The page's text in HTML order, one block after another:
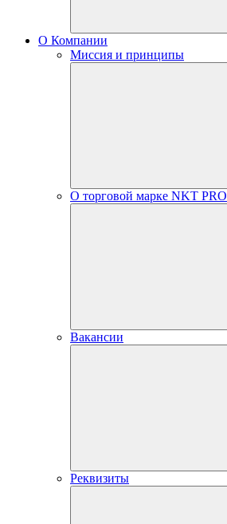
О Компании
Миссия и принципы
О торговой марке NKT PRO
Вакансии
Реквизиты